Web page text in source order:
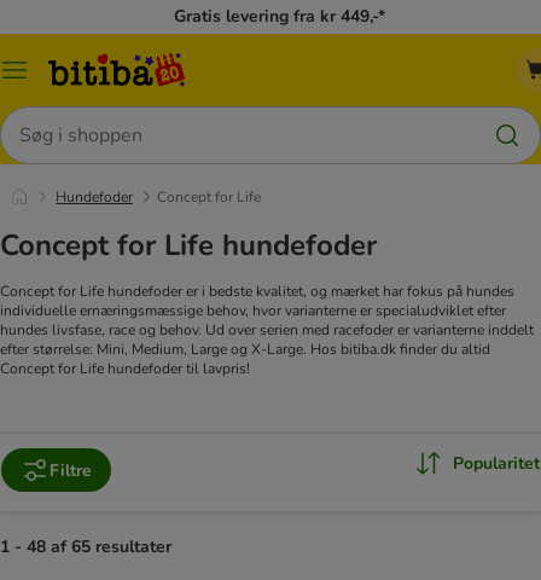
Gratis levering fra kr 449,-*
Menu
Søg
Hundefoder Concept for Life
Concept for Life hundefoder
Concept for Life hundefoder er i bedste kvalitet, og mærket har fokus på hundes
individuelle ernæringsmæssige behov, hvor varianterne er specialudviklet efter
hundes livsfase, race og behov. Ud over serien med racefoder er varianterne inddelt
efter størrelse: Mini, Medium, Large og X-Large. Hos bitiba.dk finder du altid
Concept for Life hundefoder til lavpris!
Filtre Popularitet
1 - 48 af 65 resultater